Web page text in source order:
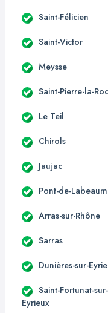
Saint-Félicien
Saint-Victor
Meysse
Saint-Pierre-la-
Le Teil
Chirols
Jaujac
Pont-de-
Arras-sur-Rhône
Sarras
Dunières-sur-
Saint-Fortunat-sur-
Eyrieux